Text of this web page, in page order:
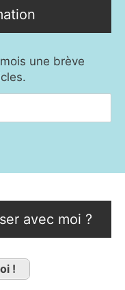
une brève
avec moi ?
!